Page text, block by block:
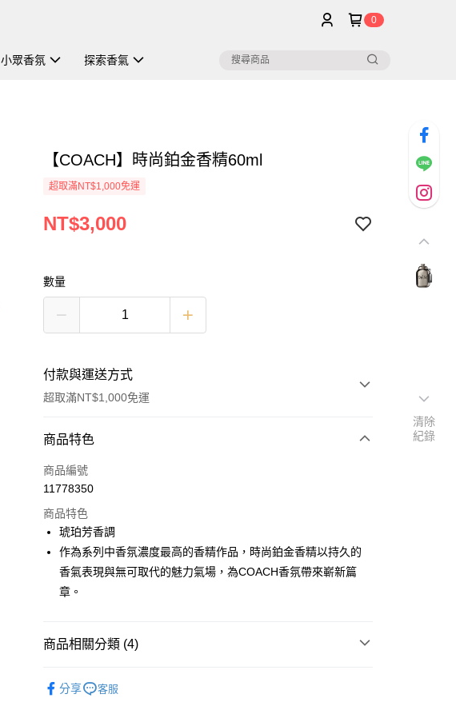
0
小眾香氛 探索香氣
【COACH】時尚鉑金香精60ml
超取滿NT$1,000免運
NT$3,000
數量
付款與運送方式
超取滿NT$1,000免運
付款方式
信用卡一次付款
運送方式
付款後全家取貨
每筆NT$80，滿NT$1,000(含以上)免運費
每筆NT$100，滿NT$1,000(含以上)免運費
付款後7-11取貨
商品特色
商品編號
11778350
商品特色
琥珀芳香調
作為系列中香氛濃度最高的香精作品，時尚鉑金香精以持久的
香氣表現與無可取代的魅力氣場，為COACH香氛帶來嶄新篇
章。
商品相關分類 (4)
分享 客服
清除
紀錄